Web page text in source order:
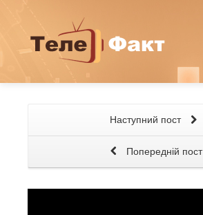
Наступний пост
Попередній пост